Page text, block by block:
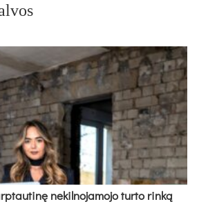
nekilnojamojo turto rinką